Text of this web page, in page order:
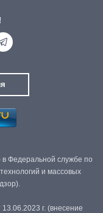
Федеральной службе по
и массовых
г. (внесение